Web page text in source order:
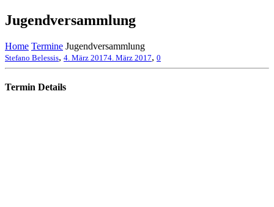
Jugendversammlung
Home Termine Jugendversammlung
Stefano Belessis, 4. März 20174. März 2017, 0
Termin Details